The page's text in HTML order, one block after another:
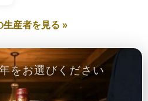
生産者を見る »
をお選びください